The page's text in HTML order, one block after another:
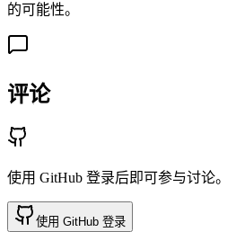
的可能性。
评论
使用 GitHub 登录后即可参与讨论。
使用 GitHub 登录